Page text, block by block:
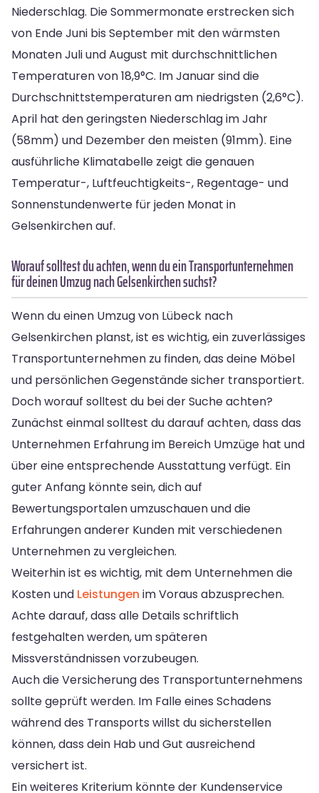
Niederschlag. Die Sommermonate erstrecken sich
von Ende Juni bis September mit den wärmsten
Monaten Juli und August mit durchschnittlichen
Temperaturen von 18,9°C. Im Januar sind die
Durchschnittstemperaturen am niedrigsten (2,6°C).
April hat den geringsten Niederschlag im Jahr
(58mm) und Dezember den meisten (91mm). Eine
ausführliche Klimatabelle zeigt die genauen
Temperatur-, Luftfeuchtigkeits-, Regentage- und
Sonnenstundenwerte für jeden Monat in
Gelsenkirchen auf.
Worauf solltest du achten, wenn du ein Transportunternehmen
für deinen Umzug nach Gelsenkirchen suchst?
Wenn du einen Umzug von Lübeck nach
Gelsenkirchen planst, ist es wichtig, ein zuverlässiges
Transportunternehmen zu finden, das deine Möbel
und persönlichen Gegenstände sicher transportiert.
Doch worauf solltest du bei der Suche achten?
Zunächst einmal solltest du darauf achten, dass das
Unternehmen Erfahrung im Bereich Umzüge hat und
über eine entsprechende Ausstattung verfügt. Ein
guter Anfang könnte sein, dich auf
Bewertungsportalen umzuschauen und die
Erfahrungen anderer Kunden mit verschiedenen
Unternehmen zu vergleichen.
Weiterhin ist es wichtig, mit dem Unternehmen die
Kosten und Leistungen im Voraus abzusprechen.
Achte darauf, dass alle Details schriftlich
festgehalten werden, um späteren
Missverständnissen vorzubeugen.
Auch die Versicherung des Transportunternehmens
sollte geprüft werden. Im Falle eines Schadens
während des Transports willst du sicherstellen
können, dass dein Hab und Gut ausreichend
versichert ist.
Ein weiteres Kriterium könnte der Kundenservice